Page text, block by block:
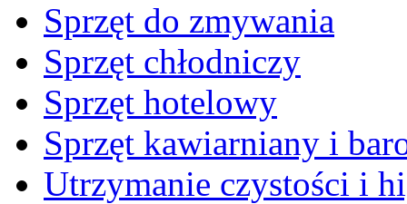
Sprzęt do zmywania
Sprzęt chłodniczy
Sprzęt hotelowy
Sprzęt kawiarniany i
Utrzymanie czystości i